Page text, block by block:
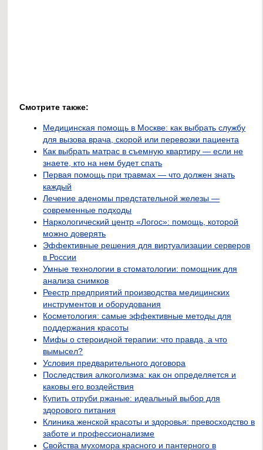
Смотрите также:
Медицинская помощь в Москве: как выбрать службу
для вызова врача, скорой или перевозки пациента
Как выбрать матрас в съемную квартиру — если не
знаете, кто на нем будет спать
Первая помощь при травмах — что должен знать
каждый
Лечение аденомы предстательной железы —
современные подходы
Наркологический центр «Логос»: помощь, которой
можно доверять
Эффективные решения для виртуализации серверов
в России
Умные технологии в стоматологии: помощник для
анализа снимков
Реестр предприятий производства медицинских
инструментов и оборудования
Косметология: самые эффективные методы для
поддержания красоты
Мифы о стероидной терапии: что правда, а что
вымысел?
Условия предварительного договора
Последствия алкоголизма: как он определяется и
каковы его воздействия
Купить отруби ржаные: идеальный выбор для
здорового питания
Клиника женской красоты и здоровья: превосходство в
заботе и профессионализме
Свойства мухомора красного и пантерного в